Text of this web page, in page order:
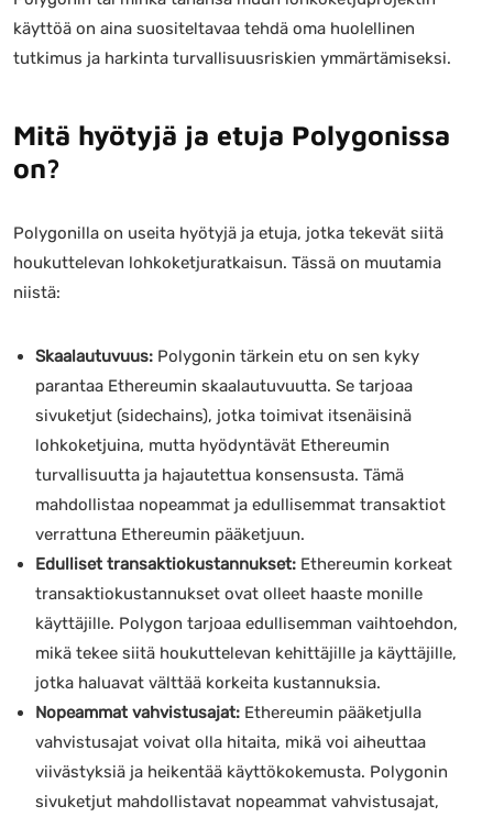
käyttöä on aina suositeltavaa tehdä oma huolellinen
tutkimus ja harkinta turvallisuusriskien ymmärtämiseksi.
Mitä hyötyjä ja etuja Polygonissa
on?
Polygonilla on useita hyötyjä ja etuja, jotka tekevät siitä
houkuttelevan lohkoketjuratkaisun. Tässä on muutamia
niistä:
Skaalautuvuus: Polygonin tärkein etu on sen kyky
parantaa Ethereumin skaalautuvuutta. Se tarjoaa
sivuketjut (sidechains), jotka toimivat itsenäisinä
lohkoketjuina, mutta hyödyntävät Ethereumin
turvallisuutta ja hajautettua konsensusta. Tämä
mahdollistaa nopeammat ja edullisemmat transaktiot
verrattuna Ethereumin pääketjuun.
Edulliset transaktiokustannukset: Ethereumin korkeat
transaktiokustannukset ovat olleet haaste monille
käyttäjille. Polygon tarjoaa edullisemman vaihtoehdon,
mikä tekee siitä houkuttelevan kehittäjille ja käyttäjille,
jotka haluavat välttää korkeita kustannuksia.
Nopeammat vahvistusajat: Ethereumin pääketjulla
vahvistusajat voivat olla hitaita, mikä voi aiheuttaa
viivästyksiä ja heikentää käyttökokemusta. Polygonin
sivuketjut mahdollistavat nopeammat vahvistusajat,